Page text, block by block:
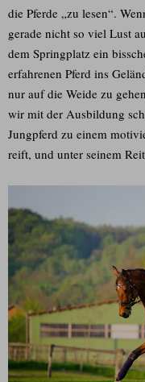
die Pferde „zu lesen“.
gerade nicht so viel Lust
dem Springplatz ein
erfahrenen Pferd ins
nur auf die Weide zu
wir mit der Ausbildung
Jungpferd zu einem
reift, und unter seinem